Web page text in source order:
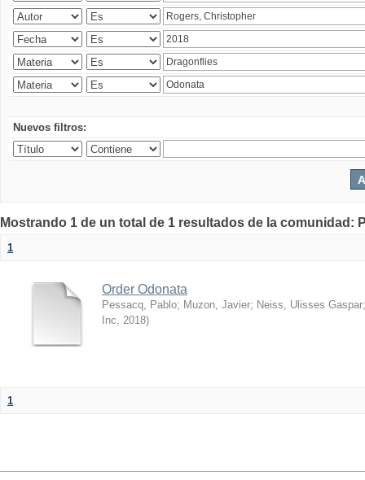
Nuevos filtros:
Mostrando 1 de un total de 1 resultados de la
1
Order Odonata
Pessacq, Pablo; Muzon, Javier; Neiss, Ulisses Gaspar
Inc, 2018)
1